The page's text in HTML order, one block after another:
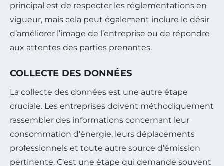
principal est de respecter les réglementations en
vigueur, mais cela peut également inclure le désir
d’améliorer l’image de l’entreprise ou de répondre
aux attentes des parties prenantes.
COLLECTE DES DONNÉES
La collecte des données est une autre étape
cruciale. Les entreprises doivent méthodiquement
rassembler des informations concernant leur
consommation d’énergie, leurs déplacements
professionnels et toute autre source d’émission
pertinente. C’est une étape qui demande souvent